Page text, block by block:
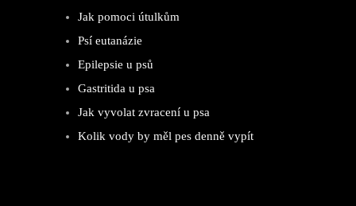
Jak pomoci útulkům
Psí eutanázie
Epilepsie u psů
Gastritida u psa
Jak vyvolat zvracení u psa
Kolik vody by měl pes denně vypít